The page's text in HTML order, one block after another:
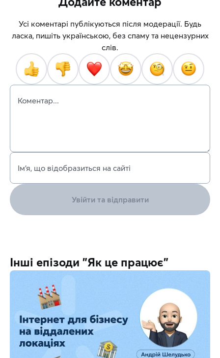
Усі коментарі публікуються після модерації. Будь
ласка, пишіть українською, без спаму та нецензурних
слів.
Коментар...
Ім’я, що відобразиться на сайті
Увійти та відправити
Інші епізоди "Як це працює"